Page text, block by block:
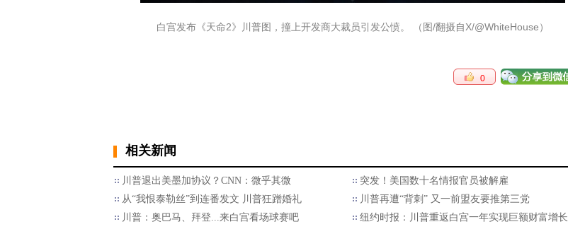
白宫发布《天命2》川普图，撞上开发商大裁员引发公愤。 （图/翻摄自X/@WhiteHouse）
0
相关新闻
川普退出美墨加协议？CNN：微乎其微
突发！美国数十名情报官员被解雇
从“我恨泰勒丝”到连番发文 川普狂蹭婚礼
川普再遭“背刺” 又一前盟友要推第三党
川普：奥巴马、拜登...来白宫看场球赛吧
纽约时报：川普重返白宫一年实现巨额财富增长